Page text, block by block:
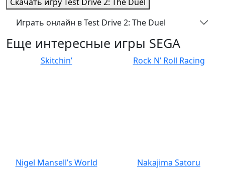
Играть онлайн в Test Drive 2: The Duel
Еще интересные игры SEGA
Skitchin’ Rock N’ Roll Racing
Nigel Mansell’s World
Nakajima Satoru